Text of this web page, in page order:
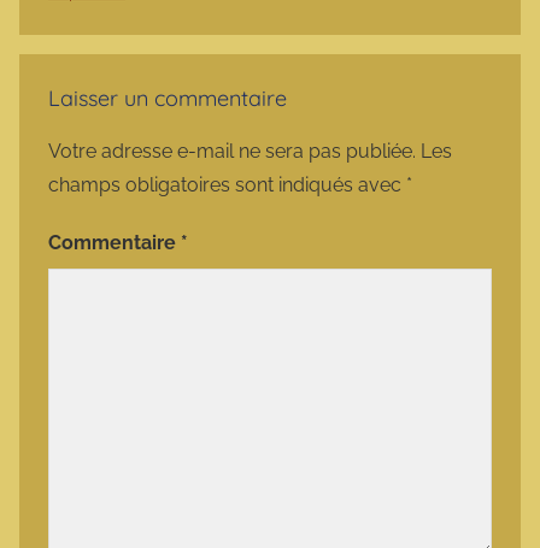
Laisser un commentaire
Votre adresse e-mail ne sera pas publiée. Les
champs obligatoires sont indiqués avec *
Commentaire *